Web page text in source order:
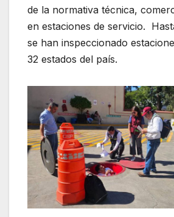
de la normativa técnica,
en estaciones de servicio.
se han inspeccionado
32 estados del país.